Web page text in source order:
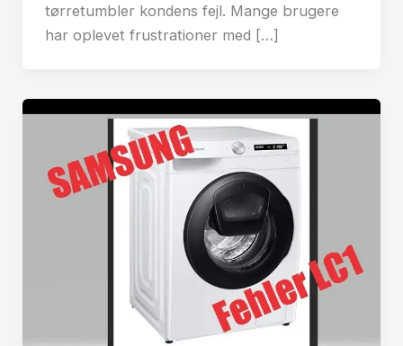
tørretumbler kondens fejl. Mange brugere
har oplevet frustrationer med […]